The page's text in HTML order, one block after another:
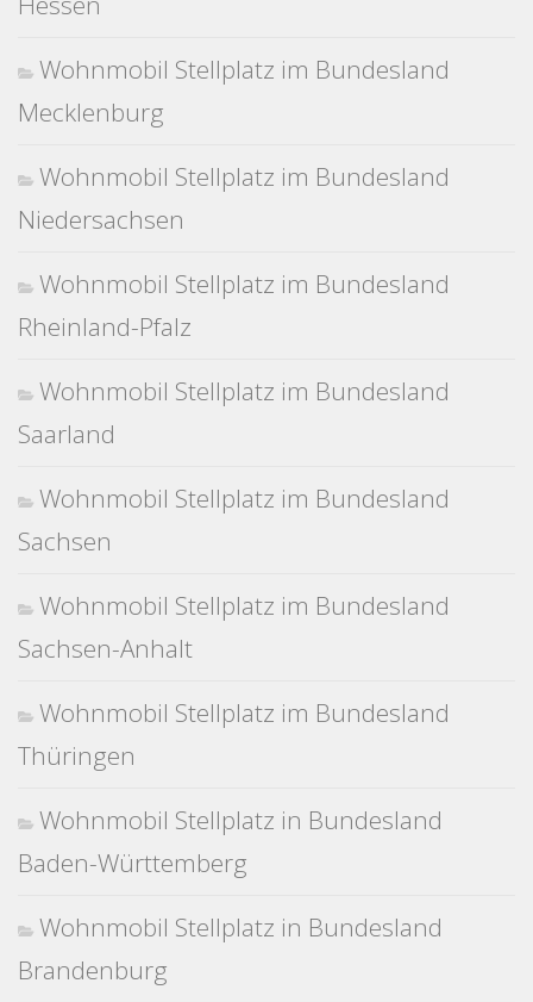
Wohnmobil Stellplatz im Bundesland
Mecklenburg
Wohnmobil Stellplatz im Bundesland
Niedersachsen
Wohnmobil Stellplatz im Bundesland
Rheinland-Pfalz
Wohnmobil Stellplatz im Bundesland
Saarland
Wohnmobil Stellplatz im Bundesland
Sachsen
Wohnmobil Stellplatz im Bundesland
Sachsen-Anhalt
Wohnmobil Stellplatz im Bundesland
Thüringen
Wohnmobil Stellplatz in Bundesland
Baden-Württemberg
Wohnmobil Stellplatz in Bundesland
Brandenburg